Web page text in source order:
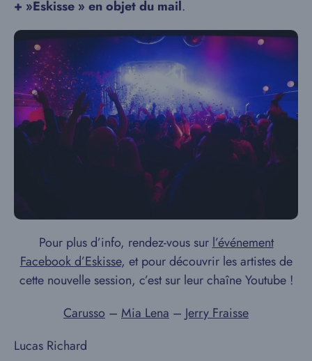
+ »Eskisse » en objet du mail.
Pour plus d’info, rendez-vous sur l’événement
Facebook d’Eskisse, et pour découvrir les artistes de
cette nouvelle session, c’est sur leur chaîne Youtube !
Carusso – Mia Lena – Jerry Fraisse
Lucas Richard